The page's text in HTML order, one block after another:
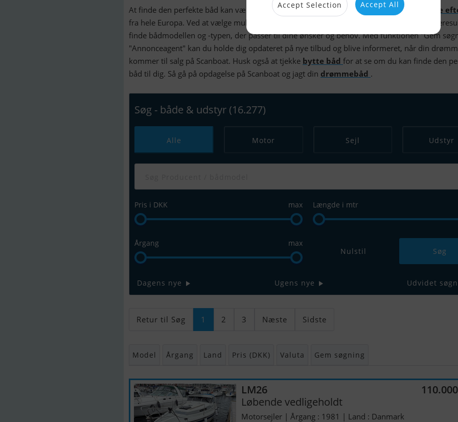
At finde den perfekte båd kan være en udfordring, men hos Scanboat er det nemt at
søge
fra hele Europa. Ved at vælge muligheden for at søge en båd kan du indsnævre dine
finde bådmodellen og -typen, der passer til dine ønsker og behov. Med funktionen "Gem
"Annonceagent" kan du holde dig opdateret på nye tilbud og blive informeret, når din
kommer til salg på Scanboat. Husk også at tjekke bytte båd for at se om du kan finde den
båd til dig. Så gå på opdagelse på Scanboat og jagt din drømmebåd .
Søg - både & udstyr (16.277)
Alle Motor Sejl Udstyr
Pris i DKK max Længde i mtr
Årgang
max
Nulstil
Dagens nye Ugens nye Udvidet
Retur til Søg 1 2 3 Næste Sidste
Model Årgang Land Pris (DKK) Valuta Gem søgning
LM26
Løbende vedligeholdt
Motorsejler | Årgang : 1981 | Land : Danmark
Accept Selection Accept All